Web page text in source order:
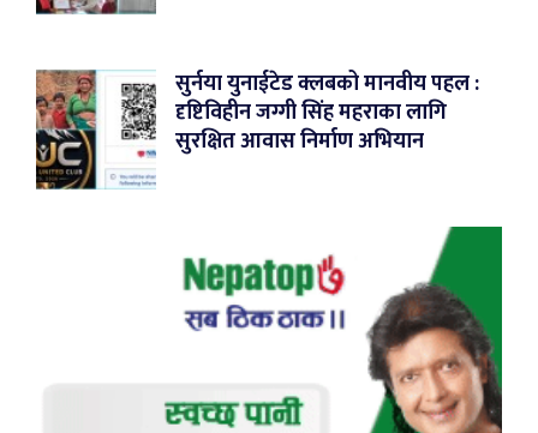
सुर्नया युनाईटेड क्लबको मानवीय पहल :
दृष्टिविहीन जग्गी सिंह महराका लागि
सुरक्षित आवास निर्माण अभियान